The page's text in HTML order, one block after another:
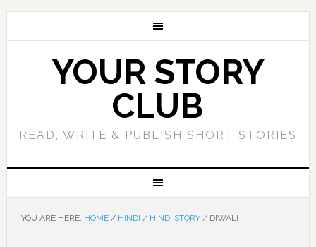
YOUR STORY
CLUB
READ, WRITE & PUBLISH SHORT STORIES
YOU ARE HERE: HOME / HINDI / HINDI STORY /DIWALI